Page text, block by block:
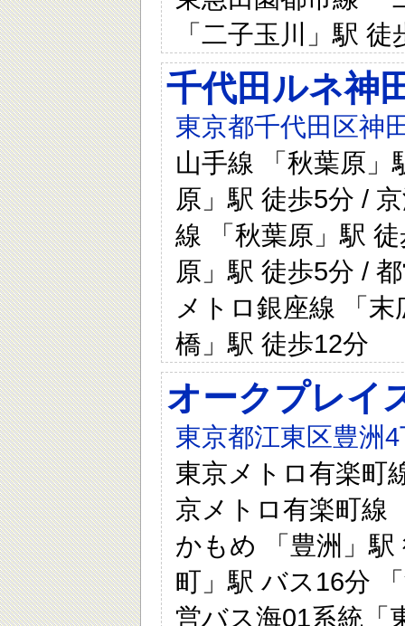
「二子玉川」駅 徒
千代田ルネ神
東京都千代田区神
山手線 「秋葉原」
原」駅 徒歩5分 /
線 「秋葉原」駅
原」駅 徒歩5分 /
メトロ銀座線 「
橋」駅 徒歩12分
オークプレイ
東京都江東区豊洲
東京メトロ有楽町
京メトロ有楽町線
かもめ 「豊洲」
町」駅 バス16分
営バス海01系統「